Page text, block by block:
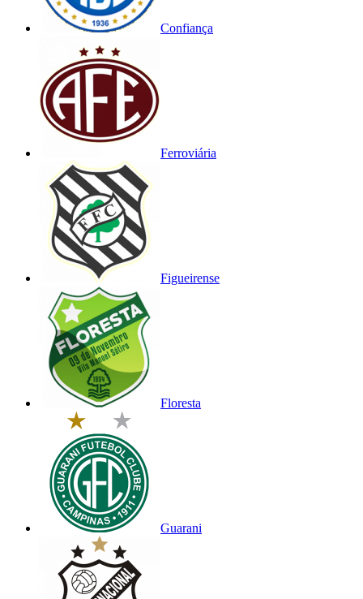
Confiança
Ferroviária
Figueirense
Floresta
Guarani